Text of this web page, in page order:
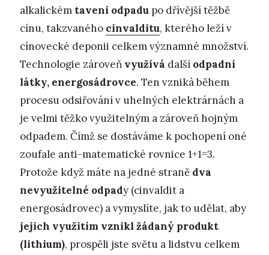
alkalickém tavení odpadu po dřívější těžbě
cínu, takzvaného cinvalditu, kterého leží v
cínovecké deponii celkem významné množství.
Technologie zároveň využívá další odpadní
látky, energosádrovce. Ten vzniká během
procesu odsiřování v uhelných elektrárnách a
je velmi těžko využitelným a zároveň hojným
odpadem. Čímž se dostáváme k pochopení oné
zoufale anti-matematické rovnice 1+1=3.
Protože když máte na jedné straně dva
nevyužitelné odpady (cinvaldit a
energosádrovec) a vymyslíte, jak to udělat, aby
jejich využitím vznikl žádaný produkt
(lithium), prospěli jste světu a lidstvu celkem